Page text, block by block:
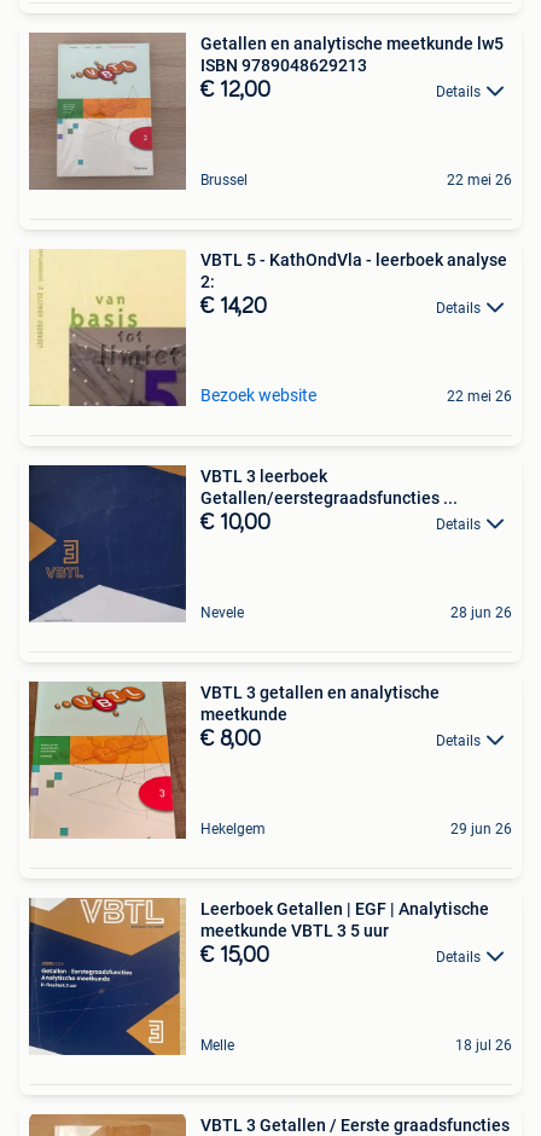
Getallen en analytische meetkunde lw5
ISBN 9789048629213
€ 12,00 Details
Brussel 22 mei 26
VBTL 5 - KathOndVla - leerboek analyse
2:
€ 14,20 Details
Bezoek website 22 mei 26
VBTL 3 leerboek
Getallen/eerstegraadsfuncties ...
€ 10,00 Details
Nevele 28 jun 26
VBTL 3 getallen en analytische
meetkunde
€ 8,00 Details
Hekelgem 29 jun 26
Leerboek Getallen | EGF | Analytische
meetkunde VBTL 3 5 uur
€ 15,00 Details
Melle 18 jul 26
VBTL 3 Getallen / Eerste graadsfuncties